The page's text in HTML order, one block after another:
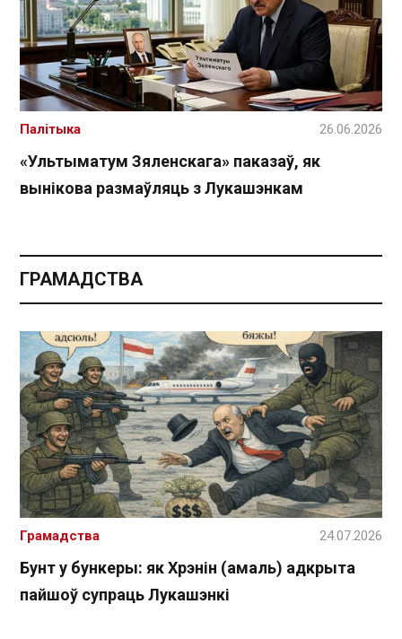
«Ультыматум Зяленскага» паказаў, як
вынікова размаўляць з Лукашэнкам
Палітыка 26.06.2026
ГРАМАДСТВА
Бунт у бункеры: як Хрэнін (амаль) адкрыта
пайшоў супраць Лукашэнкі
Грамадства 24.07.2026